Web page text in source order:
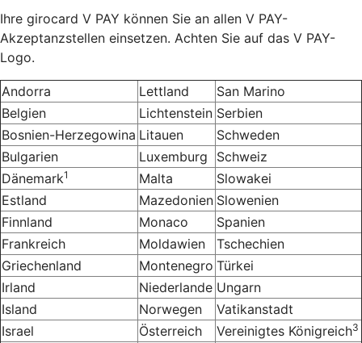
Ihre girocard V PAY können Sie an allen V PAY-
Akzeptanzstellen einsetzen. Achten Sie auf das V PAY-
Logo.
Andorra Lettland
San Marino
Belgien
Lichtenstein Serbien
Bosnien-Herzegowina Litauen
Schweden
Bulgarien
Luxemburg
Schweiz
Dänemark1 Malta
Slowakei
Estland
Mazedonien Slowenien
Finnland
Monaco
Spanien
Frankreich
Moldawien
Tschechien
Griechenland
Montenegro Türkei
Irland
Niederlande Ungarn
Island
Norwegen
Vatikanstadt
Israel
Österreich Vereinigtes Königreich3